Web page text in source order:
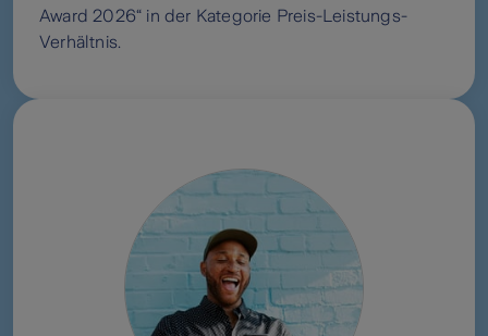
Award 2026“ in der Kategorie Preis-Leistungs-
Verhältnis.